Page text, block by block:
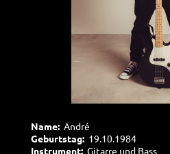
Name: André
Geburtstag: 19.10.1984
Instrument: Gitarre und Bass